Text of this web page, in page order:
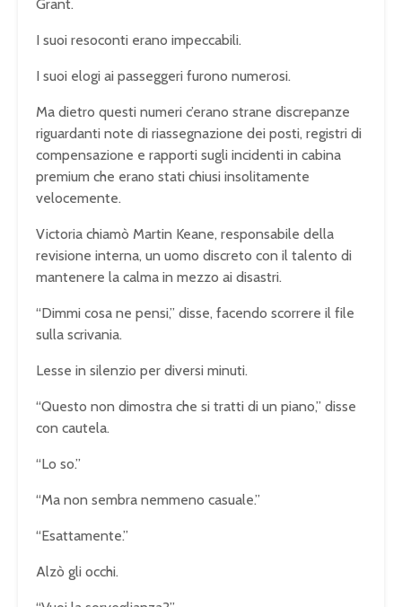
Grant.
I suoi resoconti erano impeccabili.
I suoi elogi ai passeggeri furono numerosi.
Ma dietro questi numeri c’erano strane discrepanze
riguardanti note di riassegnazione dei posti, registri di
compensazione e rapporti sugli incidenti in cabina
premium che erano stati chiusi insolitamente
velocemente.
Victoria chiamò Martin Keane, responsabile della
revisione interna, un uomo discreto con il talento di
mantenere la calma in mezzo ai disastri.
“Dimmi cosa ne pensi,” disse, facendo scorrere il file
sulla scrivania.
Lesse in silenzio per diversi minuti.
“Questo non dimostra che si tratti di un piano,” disse
con cautela.
“Lo so.”
“Ma non sembra nemmeno casuale.”
“Esattamente.”
Alzò gli occhi.